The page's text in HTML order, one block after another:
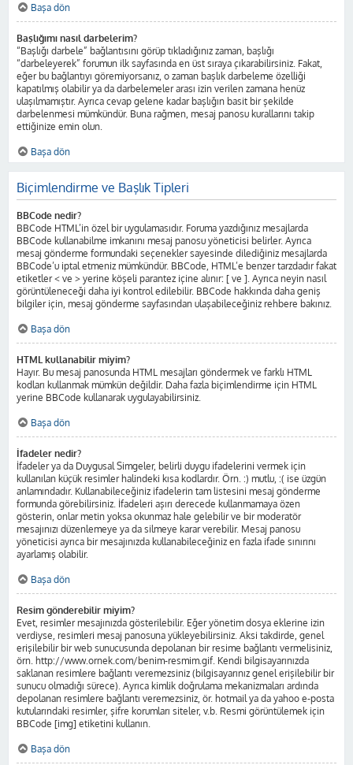
Başa dön
Başlığımı nasıl darbelerim?
“Başlığı darbele” bağlantısını görüp tıkladığınız zaman, başlığı
“darbeleyerek” forumun ilk sayfasında en üst sıraya çıkarabilirsiniz. Fakat,
eğer bu bağlantıyı göremiyorsanız, o zaman başlık darbeleme özelliği
kapatılmış olabilir ya da darbelemeler arası izin verilen zamana henüz
ulaşılmamıştır. Ayrıca cevap gelene kadar başlığın basit bir şekilde
darbelenmesi mümkündür. Buna rağmen, mesaj panosu kurallarını takip
ettiğinize emin olun.
Başa dön
Biçimlendirme ve Başlık Tipleri
BBCode nedir?
BBCode HTML’in özel bir uygulamasıdır. Foruma yazdığınız mesajlarda
BBCode kullanabilme imkanını mesaj panosu yöneticisi belirler. Ayrıca
mesaj gönderme formundaki seçenekler sayesinde dilediğiniz mesajlarda
BBCode’u iptal etmeniz mümkündür. BBCode, HTML’e benzer tarzdadır fakat
etiketler < ve > yerine köşeli parantez içine alınır: [ ve ]. Ayrıca neyin nasıl
görüntüleneceği daha iyi kontrol edilebilir. BBCode hakkında daha geniş
bilgiler için, mesaj gönderme sayfasından ulaşabileceğiniz rehbere bakınız.
Başa dön
HTML kullanabilir miyim?
Hayır. Bu mesaj panosunda HTML mesajları göndermek ve farklı HTML
kodları kullanmak mümkün değildir. Daha fazla biçimlendirme için HTML
yerine BBCode kullanarak uygulayabilirsiniz.
Başa dön
İfadeler nedir?
İfadeler ya da Duygusal Simgeler, belirli duygu ifadelerini vermek için
kullanılan küçük resimler halindeki kısa kodlardır. Örn. :) mutlu, :( ise üzgün
anlamındadır. Kullanabileceğiniz ifadelerin tam listesini mesaj gönderme
formunda görebilirsiniz. İfadeleri aşırı derecede kullanmamaya özen
gösterin, onlar metin yoksa okunmaz hale gelebilir ve bir moderatör
mesajınızı düzenlemeye ya da silmeye karar verebilir. Mesaj panosu
yöneticisi ayrıca bir mesajınızda kullanabileceğiniz en fazla ifade sınırını
ayarlamış olabilir.
Başa dön
Resim gönderebilir miyim?
Evet, resimler mesajınızda gösterilebilir. Eğer yönetim dosya eklerine izin
verdiyse, resimleri mesaj panosuna yükleyebilirsiniz. Aksi takdirde, genel
erişilebilir bir web sunucusunda depolanan bir resime bağlantı vermelisiniz,
örn. http://www.ornek.com/benim-resmim.gif. Kendi bilgisayarınızda
saklanan resimlere bağlantı veremezsiniz (bilgisayarınız genel erişilebilir bir
sunucu olmadığı sürece). Ayrıca kimlik doğrulama mekanizmaları ardında
depolanan resimlere bağlantı veremezsiniz, ör. hotmail ya da yahoo e-posta
kutularındaki resimler, şifre korumları siteler, v.b. Resmi görüntülemek için
BBCode [img] etiketini kullanın.
Başa dön